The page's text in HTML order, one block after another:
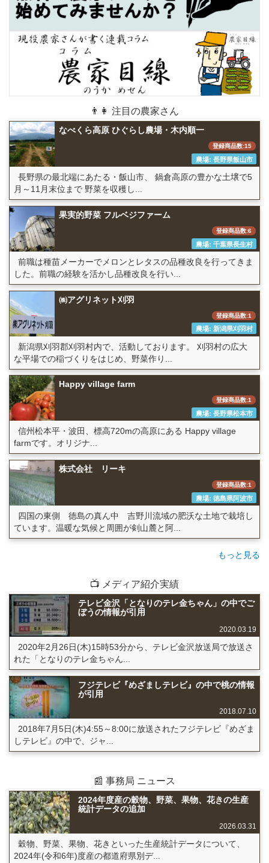
👨👩 注目の農家さん
なべくら高原 ひぐらし農場・木内順一
登録商品数:15
農場: 長野県飯山市
長野県の最北端にあたる・飯山市、 鍋倉高原の豊かな土壌で5
月～11月末位まで 野菜を収穫し...
果実的野菜 フルベジファーム
登録商品数:6
農場: 千葉県長生村
前職は種苗メーカーでメロンとレタスの品種改良を行ってきま
した。前職の経験を活かし品種改良を行い...
㈱アグリネット刈羽
登録商品数:1
農場: 新潟県刈羽村
新潟県刈羽郡刈羽村内で、活動しております。 刈羽村の広大
な平場での稲づくりをはじめ、野菜作り...
Happy village farm
登録商品数:1
農場: 長野県松本市
信州松本平・波田、標高720mの高原にある Happy village
farmです。オリジナ...
株式会社 リーキ
登録商品数:1
農場: 徳島県阿波市
四国の東側 徳島の真ん中 吉野川流域の肥沃な土地で栽培し
ています。温暖な気候と周囲が剣山麓と阿...
もっと見る
📺 メディア紹介実績
テレビ金沢「となりのテレ金ちゃん」の中でご
ぼうの情報が引用
2020.03.19
2020年2月26日(木)15時53分から、テレビ金沢放送局で放送さ
れた「となりのテレ金ちゃん...
フジテレビ『めざましテレビ』の中で桃の情報
が引用
2018.07.10
2018年7月5日(木)4:55～8:00に放送されたフジテレビ『めざま
しテレビ』の中で、ジャ...
📰 事務局 ニュース
2024年度産の穀物、野菜、果物、花きの生産
統計データの追加
2026.03.31
穀物、野菜、果物、花きといった生産統計データについて、
2024年(令和6年)度産の都道府県別デ...